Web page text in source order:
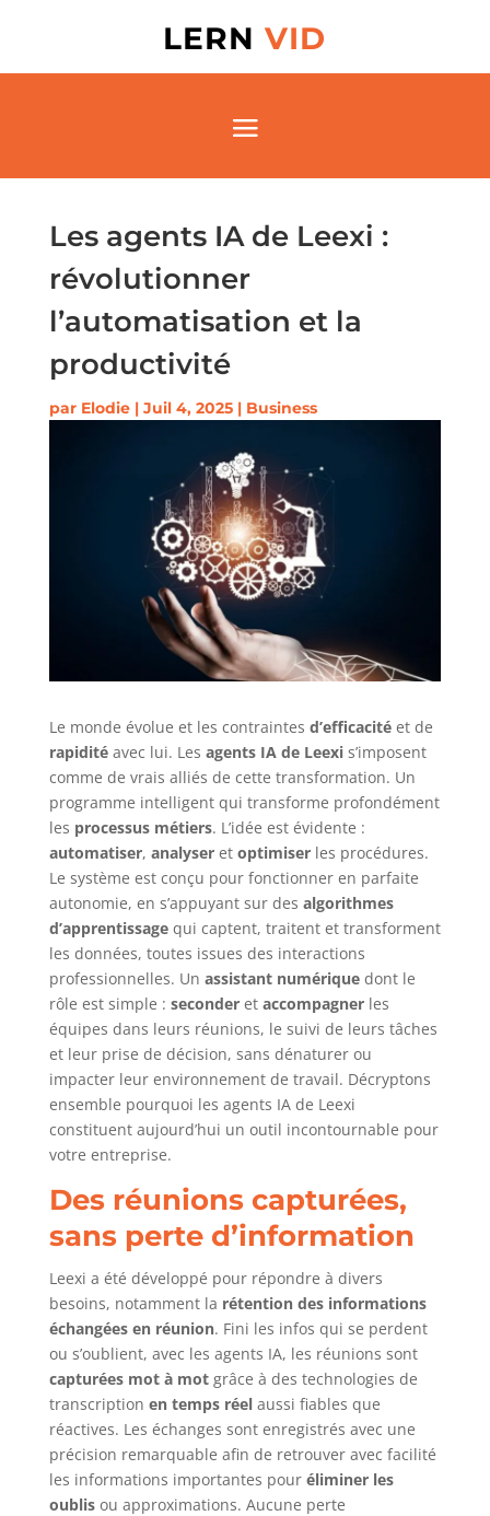
LERNVID
Les agents IA de Leexi :
révolutionner
l’automatisation et la
productivité
par Elodie| Juil 4, 2025| Business
Le monde évolue et les contraintes d’efficacitéet de
rapiditéavec lui. Les agents IA de Leexis’imposent
comme de vrais alliés de cette transformation. Un
programme intelligent qui transforme profondément
les processus métiers. L’idée est évidente :
automatiser, analyseret optimiserles procédures.
Le système est conçu pour fonctionner en parfaite
autonomie, en s’appuyant sur des algorithmes
d’apprentissagequi captent, traitent et transforment
les données, toutes issues des interactions
professionnelles. Un assistant numériquedont le
rôle est simple : seconderet accompagnerles
équipes dans leurs réunions, le suivi de leurs tâches
et leur prise de décision, sans dénaturer ou
impacter leur environnement de travail. Décryptons
ensemble pourquoi les agents IA de Leexi
constituent aujourd’hui un outil incontournable pour
votre entreprise.
Des réunions capturées,
sans perte d’information
Leexi a été développé pour répondre à divers
besoins, notamment la rétention des informations
échangées en réunion. Fini les infos qui se perdent
ou s’oublient, avec les agents IA, les réunions sont
capturées mot à motgrâce à des technologies de
transcription en temps réelaussi fiables que
réactives. Les échanges sont enregistrés avec une
précision remarquable afin de retrouver avec facilité
les informations importantes pour éliminer les
oublisou approximations. Aucune perte